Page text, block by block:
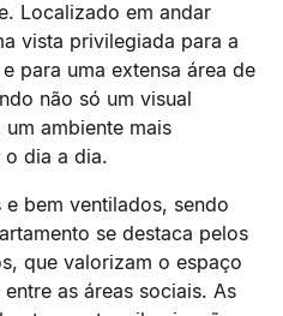
Localizado em andar
vista privilegiada para a
para uma extensa área de
não só um visual
ambiente mais
o dia a dia.
bem ventilados, sendo
se destaca pelos
que valorizam o espaço
as áreas sociais. As